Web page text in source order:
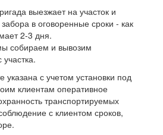
выезжает на участок и
в оговоренные сроки - как
2-3 дня.
собираем и вывозим
указана с учетом установки под
клиентам оперативное
транспортируемых
с клиентом сроков,